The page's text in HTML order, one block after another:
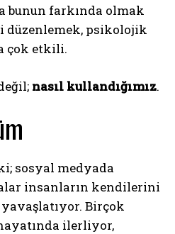
bunun farkında olmak
düzenlemek, psikolojik
çok etkili.
nasıl kullandığımız.
sosyal medyada
insanların kendilerini
Birçok
ilerliyor,